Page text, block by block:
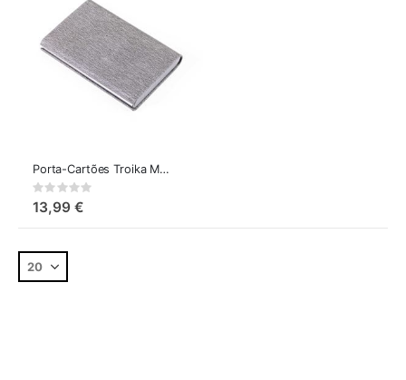
Porta-Cartões Troika Marble Safe com Proteção RFID
Rating:
13,99 €